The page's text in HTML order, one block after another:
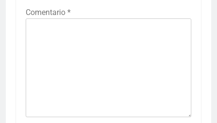
Comentario *